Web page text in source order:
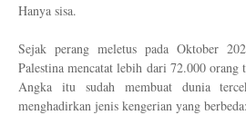
Hanya sisa.
Sejak perang meletus pada Oktober
Palestina mencatat lebih dari 72.000 orang
Angka itu sudah membuat dunia
menghadirkan jenis kengerian yang